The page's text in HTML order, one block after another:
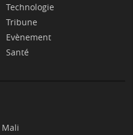
Technologie
Tribune
Evènement
Santé
Mali